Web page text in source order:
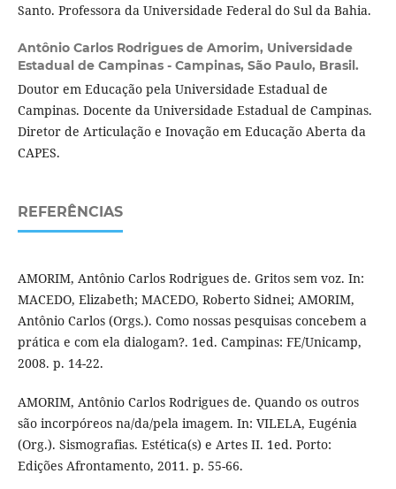
Santo. Professora da Universidade Federal do Sul da Bahia.
Antônio Carlos Rodrigues de Amorim, Universidade
Estadual de Campinas - Campinas, São Paulo, Brasil.
Doutor em Educação pela Universidade Estadual de
Campinas. Docente da Universidade Estadual de Campinas.
Diretor de Articulação e Inovação em Educação Aberta da
CAPES.
REFERÊNCIAS
AMORIM, Antônio Carlos Rodrigues de. Gritos sem voz. In:
MACEDO, Elizabeth; MACEDO, Roberto Sidnei; AMORIM,
Antônio Carlos (Orgs.). Como nossas pesquisas concebem a
prática e com ela dialogam?. 1ed. Campinas: FE/Unicamp,
2008. p. 14-22.
AMORIM, Antônio Carlos Rodrigues de. Quando os outros
são incorpóreos na/da/pela imagem. In: VILELA, Eugénia
(Org.). Sismografias. Estética(s) e Artes II. 1ed. Porto:
Edições Afrontamento, 2011. p. 55-66.